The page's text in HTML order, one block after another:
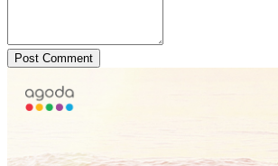
Post Comment